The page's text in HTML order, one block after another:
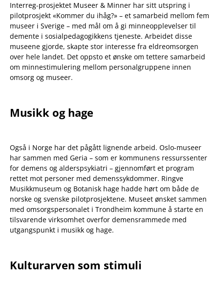
Interreg-prosjektet Museer & Minner har sitt utspring i
pilotprosjekt «Kommer du ihåg?» – et samarbeid mellom fem
museer i Sverige – med mål om å gi minneopplevelser til
demente i sosialpedagogikkens tjeneste. Arbeidet disse
museene gjorde, skapte stor interesse fra eldreomsorgen
over hele landet. Det oppsto et ønske om tettere samarbeid
om minnestimulering mellom personalgruppene innen
omsorg og museer.
Musikk og hage
Også i Norge har det pågått lignende arbeid. Oslo-museer
har sammen med Geria – som er kommunens ressurssenter
for demens og alderspsykiatri – gjennomført et program
rettet mot personer med demenssykdommer. Ringve
Musikkmuseum og Botanisk hage hadde hørt om både de
norske og svenske pilotprosjektene. Museet ønsket sammen
med omsorgspersonalet i Trondheim kommune å starte en
tilsvarende virksomhet overfor demensrammede med
utgangspunkt i musikk og hage.
Kulturarven som stimuli